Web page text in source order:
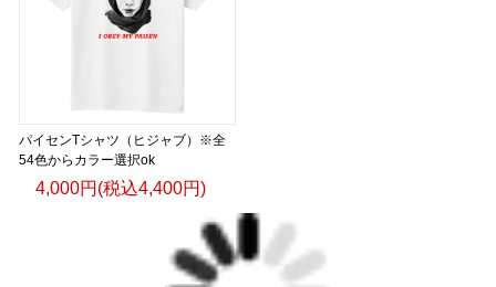
パイセンTシャツ（ヒジャブ）※全
54色からカラー選択ok
4,000円(税込4,400円)